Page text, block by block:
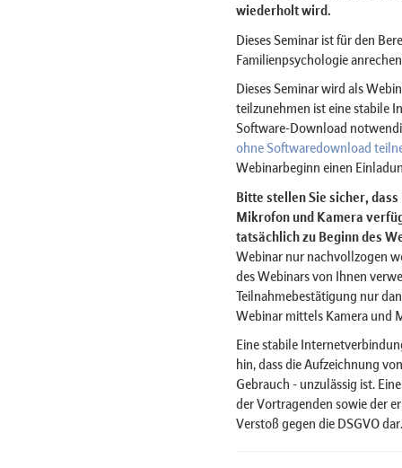
wiederholt wird.
Dieses Seminar ist für den
Familienpsychologie
Dieses Seminar wird als
teilzunehmen ist eine stabile
Software-Download
ohne Softwaredownload
Webinarbeginn einen
Bitte stellen Sie sicher,
Mikrofon und Kamera
tatsächlich zu Beginn des
Webinar nur nachvollzogen
des Webinars von Ihnen
Teilnahmebestätigung nur
Webinar mittels Kamera und
Eine stabile
hin, dass die Aufzeichnung
Gebrauch - unzulässig ist.
der Vortragenden sowie der
Verstoß gegen die DSGVO dar.